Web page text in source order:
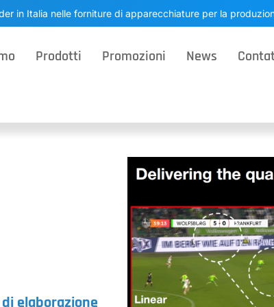
in Italia nelle forniture di apparecchiature per la
Prodotti Promozioni News
elaborazione